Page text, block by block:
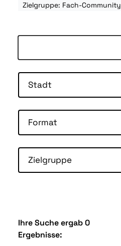
Zielgruppe: Fach-Community
Stadt
Format
Zielgruppe
Ihre Suche ergab 0
Ergebnisse: